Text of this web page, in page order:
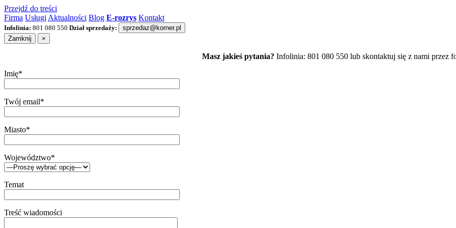
Przejdź do treści
Firma Usługi Aktualności Blog E-rozrys Kontakt
Infolinia: 801 080 550 Dział sprzedaży:
sprzedaz@korner.pl
Zamknij
×
Masz jakieś pytania? Infolinia: 801 080 550 lub skontaktuj się z nami przez
Imię*
Twój email*
Miasto*
Województwo*
Temat
Treść wiadomości